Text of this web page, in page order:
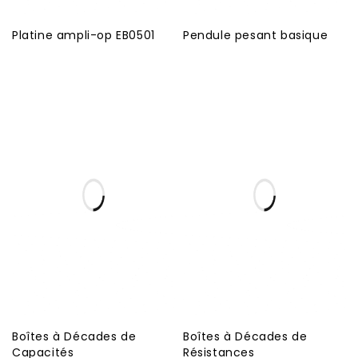
Platine ampli-op EB0501 Pendule pesant basique
Boîtes à Décades de
Capacités
Boîtes à Décades de
Résistances